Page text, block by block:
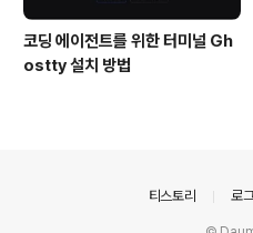
코딩 에이전트를 위한 터미널 Gh
ostty 설치 방법
티스토리 로